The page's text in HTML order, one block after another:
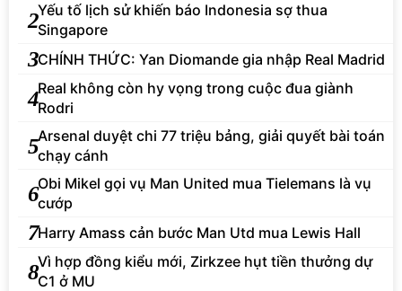
2Yếu tố lịch sử khiến báo Indonesia sợ thua
Singapore
3CHÍNH THỨC: Yan Diomande gia nhập Real Madrid
4Real không còn hy vọng trong cuộc đua giành
Rodri
5Arsenal duyệt chi 77 triệu bảng, giải quyết bài toán
chạy cánh
6Obi Mikel gọi vụ Man United mua Tielemans là vụ
cướp
7Harry Amass cản bước Man Utd mua Lewis Hall
8Vì hợp đồng kiểu mới, Zirkzee hụt tiền thưởng dự
C1 ở MU